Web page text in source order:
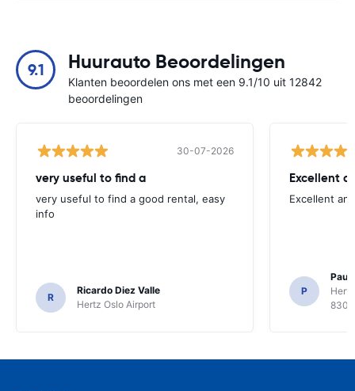
9.1 Huurauto Beoordelingen
Klanten beoordelen ons met een 9.1/10 uit 12842
beoordelingen
30-07-2026
very useful to find a
very useful to find a good rental, easy
info
R
Ricardo Diez Valle
Hertz Oslo Airport
Excellent
Excellent
P
Paul
8300